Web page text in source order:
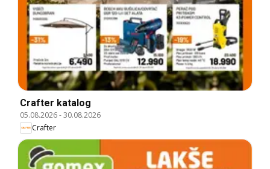
Crafter katalog
05.08.2026-30.08.2026
Crafter